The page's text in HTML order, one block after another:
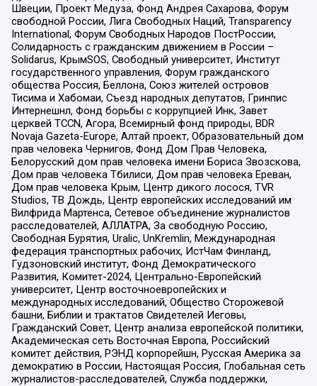
Швеции, Проект Медуза, Фонд Андрея Сахарова, Форум
свободной России, Лига Свободных Наций, Transparеncy
International, Форум Свободных Народов ПостРоссии,
Солидарность с гражданским движением в России –
Solidarus, КрымSOS, Свободный университет, Институт
государственного управления, Форум гражданского
общества Россия, Беллона, Союз жителей островов
Тисима и Хабомаи, Съезд народных депутатов, Гринпис
Интернешнл, Фонд борьбы с коррупцией Инк, Завет
церквей TCCN, Агора, Всемирный фонд природы, BDR
Novaja Gazeta-Europe, Алтай проект, Образовательный дом
прав человека Чернигов, Фонд Дом Прав Человека,
Белорусский дом прав человека имени Бориса Звозскова,
Дом прав человека Тбилиси, Дом прав человека Ереван,
Дом прав человека Крым, Центр дикого лосося, TVR
Studios, ТВ Дождь, Центр европейских исследований им
Вилфрида Мартенса, Сетевое объединение журналистов
расследователей, АЛЛАТРА, За свободную Россию,
Свободная Бурятия, Uralic, UnKremlin, Международная
федерация транспортных рабочих, ИстЧам Финланд,
Гудзоновский институт, Фонд Демократического
Развития, Комитет-2024, Центрально-Европейский
университет, Центр восточноевропейских и
международных исследований, Общество Сторожевой
башни, Библии и трактатов Свидетелей Иеговы,
Гражданский Совет, Центр анализа европейской политики,
Академическая сеть Восточная Европа, Российский
комитет действия, РЭНД корпорейшн, Русская Америка за
демократию в России, Настоящая Россия, Глобальная сеть
журналистов-расследователей, Служба поддержки,